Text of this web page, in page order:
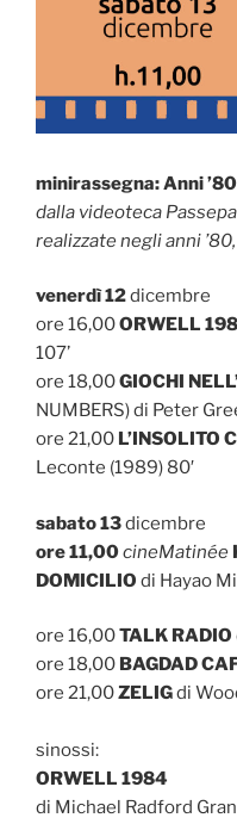
minirassegna: Anni ’80
dalla videoteca
realizzate negli anni
venerdì 12dicembre
ore 16,00ORWELL
107’
ore 18,00GIOCHI
NUMBERS) di Peter
ore 21,00 L’INSOLITO
Leconte (1989) 80′
sabato 13dicembre
ore 11,00cineMatinée
DOMICILIO di Hayao
ore 16,00TALK RADIO
ore 18,00 BAGDAD
ore 21,00ZELIGdi
sinossi:
ORWELL 1984
di Michael Radford